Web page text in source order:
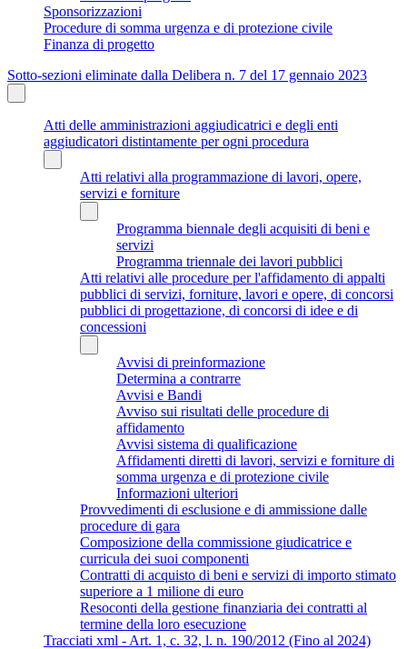
Sponsorizzazioni
Procedure di somma urgenza e di protezione civile
Finanza di progetto
Sotto-sezioni eliminate dalla Delibera n. 7 del 17 gennaio 2023
Atti delle amministrazioni aggiudicatrici e degli enti
aggiudicatori distintamente per ogni procedura
Atti relativi alla programmazione di lavori, opere,
servizi e forniture
Programma biennale degli acquisiti di beni e
servizi
Programma triennale dei lavori pubblici
Atti relativi alle procedure per l'affidamento di appalti
pubblici di servizi, forniture, lavori e opere, di concorsi
pubblici di progettazione, di concorsi di idee e di
concessioni
Avvisi di preinformazione
Determina a contrarre
Avvisi e Bandi
Avviso sui risultati delle procedure di
affidamento
Avvisi sistema di qualificazione
Affidamenti diretti di lavori, servizi e forniture di
somma urgenza e di protezione civile
Informazioni ulteriori
Provvedimenti di esclusione e di ammissione dalle
procedure di gara
Composizione della commissione giudicatrice e
curricula dei suoi componenti
Contratti di acquisto di beni e servizi di importo stimato
superiore a 1 milione di euro
Resoconti della gestione finanziaria dei contratti al
termine della loro esecuzione
Tracciati xml - Art. 1, c. 32, l. n. 190/2012 (Fino al 2024)